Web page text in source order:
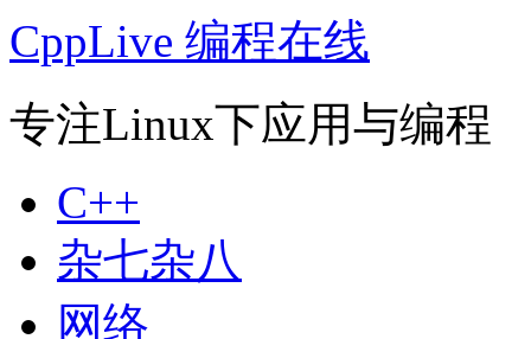
CppLive 编程在线
专注Linux下应用与编程
C++
杂七杂八
网络